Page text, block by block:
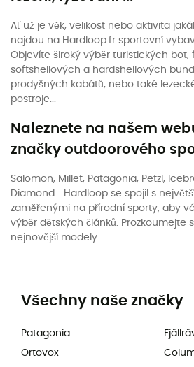
Ať už je věk, velikost nebo aktivita
najdou na Hardloop.fr sportovní
Objevíte široký výběr turistických bot,
softshellových a hardshellových
prodyšných kabátů, nebo také
postroje...
Naleznete na našem
značky outdoorového
Salomon, Millet, Patagonia, Petzl,
Diamond... Hardloop se spojil s
zaměřenými na přírodní sporty, aby
výběr dětských článků. Prozkoumejte
nejnovější modely.
Všechny naše značky
Patagonia
Ortovox